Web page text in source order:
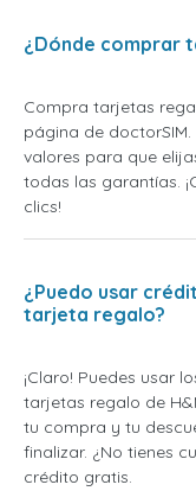
¿Dónde comprar
Compra tarjetas
página de
valores para que
todas las garantías.
clics!
¿Puedo usar
tarjeta regalo?
¡Claro! Puedes usar
tarjetas regalo de
tu compra y tu
finalizar. ¿No tienes
crédito gratis.